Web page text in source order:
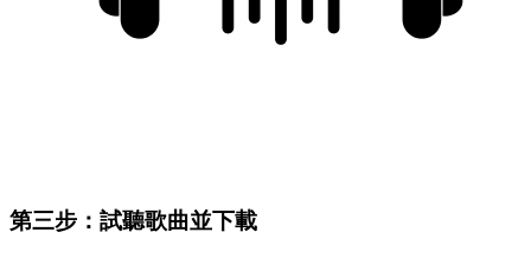
第三步：試聽歌曲並下載